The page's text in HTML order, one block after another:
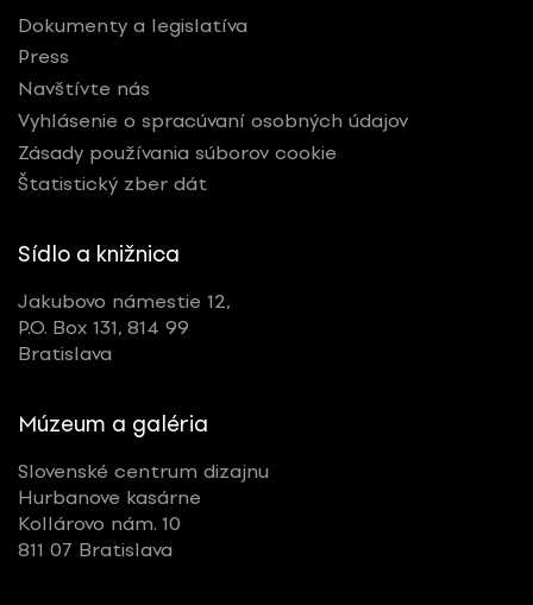
Dokumenty a legislatíva
Press
Navštívte nás
Vyhlásenie o spracúvaní osobných údajov
Zásady používania súborov cookie
Štatistický zber dát
Sídlo a knižnica
Jakubovo námestie 12,
P.O. Box 131, 814 99
Bratislava
Múzeum a galéria
Slovenské centrum dizajnu
Hurbanove kasárne
Kollárovo nám. 10
811 07 Bratislava